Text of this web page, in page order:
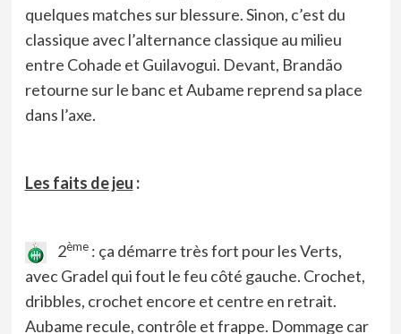
quelques matches sur blessure. Sinon, c’est du
classique avec l’alternance classique au milieu
entre Cohade et Guilavogui. Devant, Brandão
retourne sur le banc et Aubame reprend sa place
dans l’axe.
Les faits de jeu :
2ème: ça démarre très fort pour les Verts,
avec Gradel qui fout le feu côté gauche. Crochet,
dribbles, crochet encore et centre en retrait.
Aubame recule, contrôle et frappe. Dommage car